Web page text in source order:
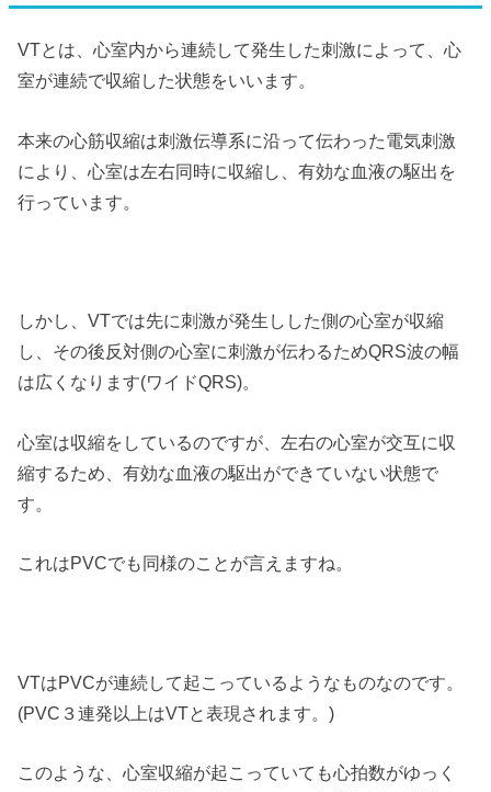
VTとは、心室内から連続して発生した刺激によって、心
室が連続で収縮した状態をいいます。
本来の心筋収縮は刺激伝導系に沿って伝わった電気刺激
により、心室は左右同時に収縮し、有効な血液の駆出を
行っています。
しかし、VTでは先に刺激が発生しした側の心室が収縮
し、その後反対側の心室に刺激が伝わるためQRS波の幅
は広くなります(ワイドQRS)。
心室は収縮をしているのですが、左右の心室が交互に収
縮するため、有効な血液の駆出ができていない状態で
す。
これはPVCでも同様のことが言えますね。
VTはPVCが連続して起こっているようなものなのです。
(PVC３連発以上はVTと表現されます。)
このような、心室収縮が起こっていても心拍数がゆっく